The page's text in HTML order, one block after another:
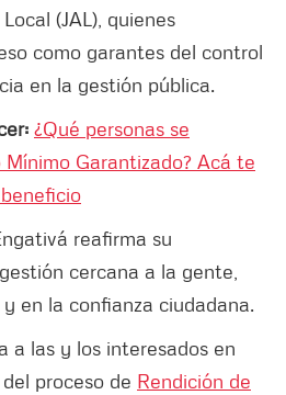
(JAL), quienes
como garantes del control
en la gestión pública.
¿Qué personas se
Garantizado? Acá te
reafirma su
cercana a la gente,
en la confianza ciudadana.
a las y los interesados en
proceso de Rendición de